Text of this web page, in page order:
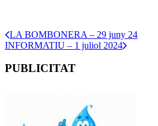
LA BOMBONERA – 29 juny 24
INFORMATIU – 1 juliol 2024
PUBLICITAT